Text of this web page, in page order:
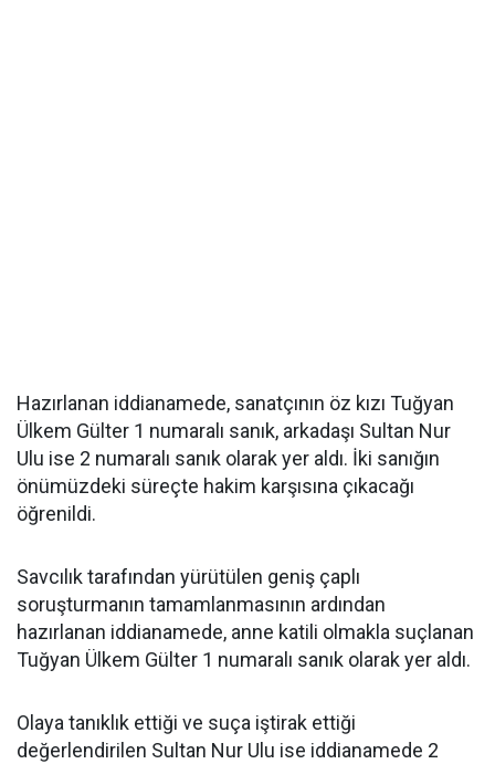
Hazırlanan iddianamede, sanatçının öz kızı Tuğyan
Ülkem Gülter 1 numaralı sanık, arkadaşı Sultan Nur
Ulu ise 2 numaralı sanık olarak yer aldı. İki sanığın
önümüzdeki süreçte hakim karşısına çıkacağı
öğrenildi.
Savcılık tarafından yürütülen geniş çaplı
soruşturmanın tamamlanmasının ardından
hazırlanan iddianamede, anne katili olmakla suçlanan
Tuğyan Ülkem Gülter 1 numaralı sanık olarak yer aldı.
Olaya tanıklık ettiği ve suça iştirak ettiği
değerlendirilen Sultan Nur Ulu ise iddianamede 2